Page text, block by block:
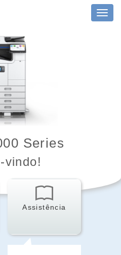
Series
vindo!
Assistência